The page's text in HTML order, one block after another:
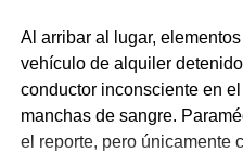
Al arribar al lugar,
vehículo de alquiler
conductor inconsciente en
manchas de sangre.
el reporte, pero únicamente